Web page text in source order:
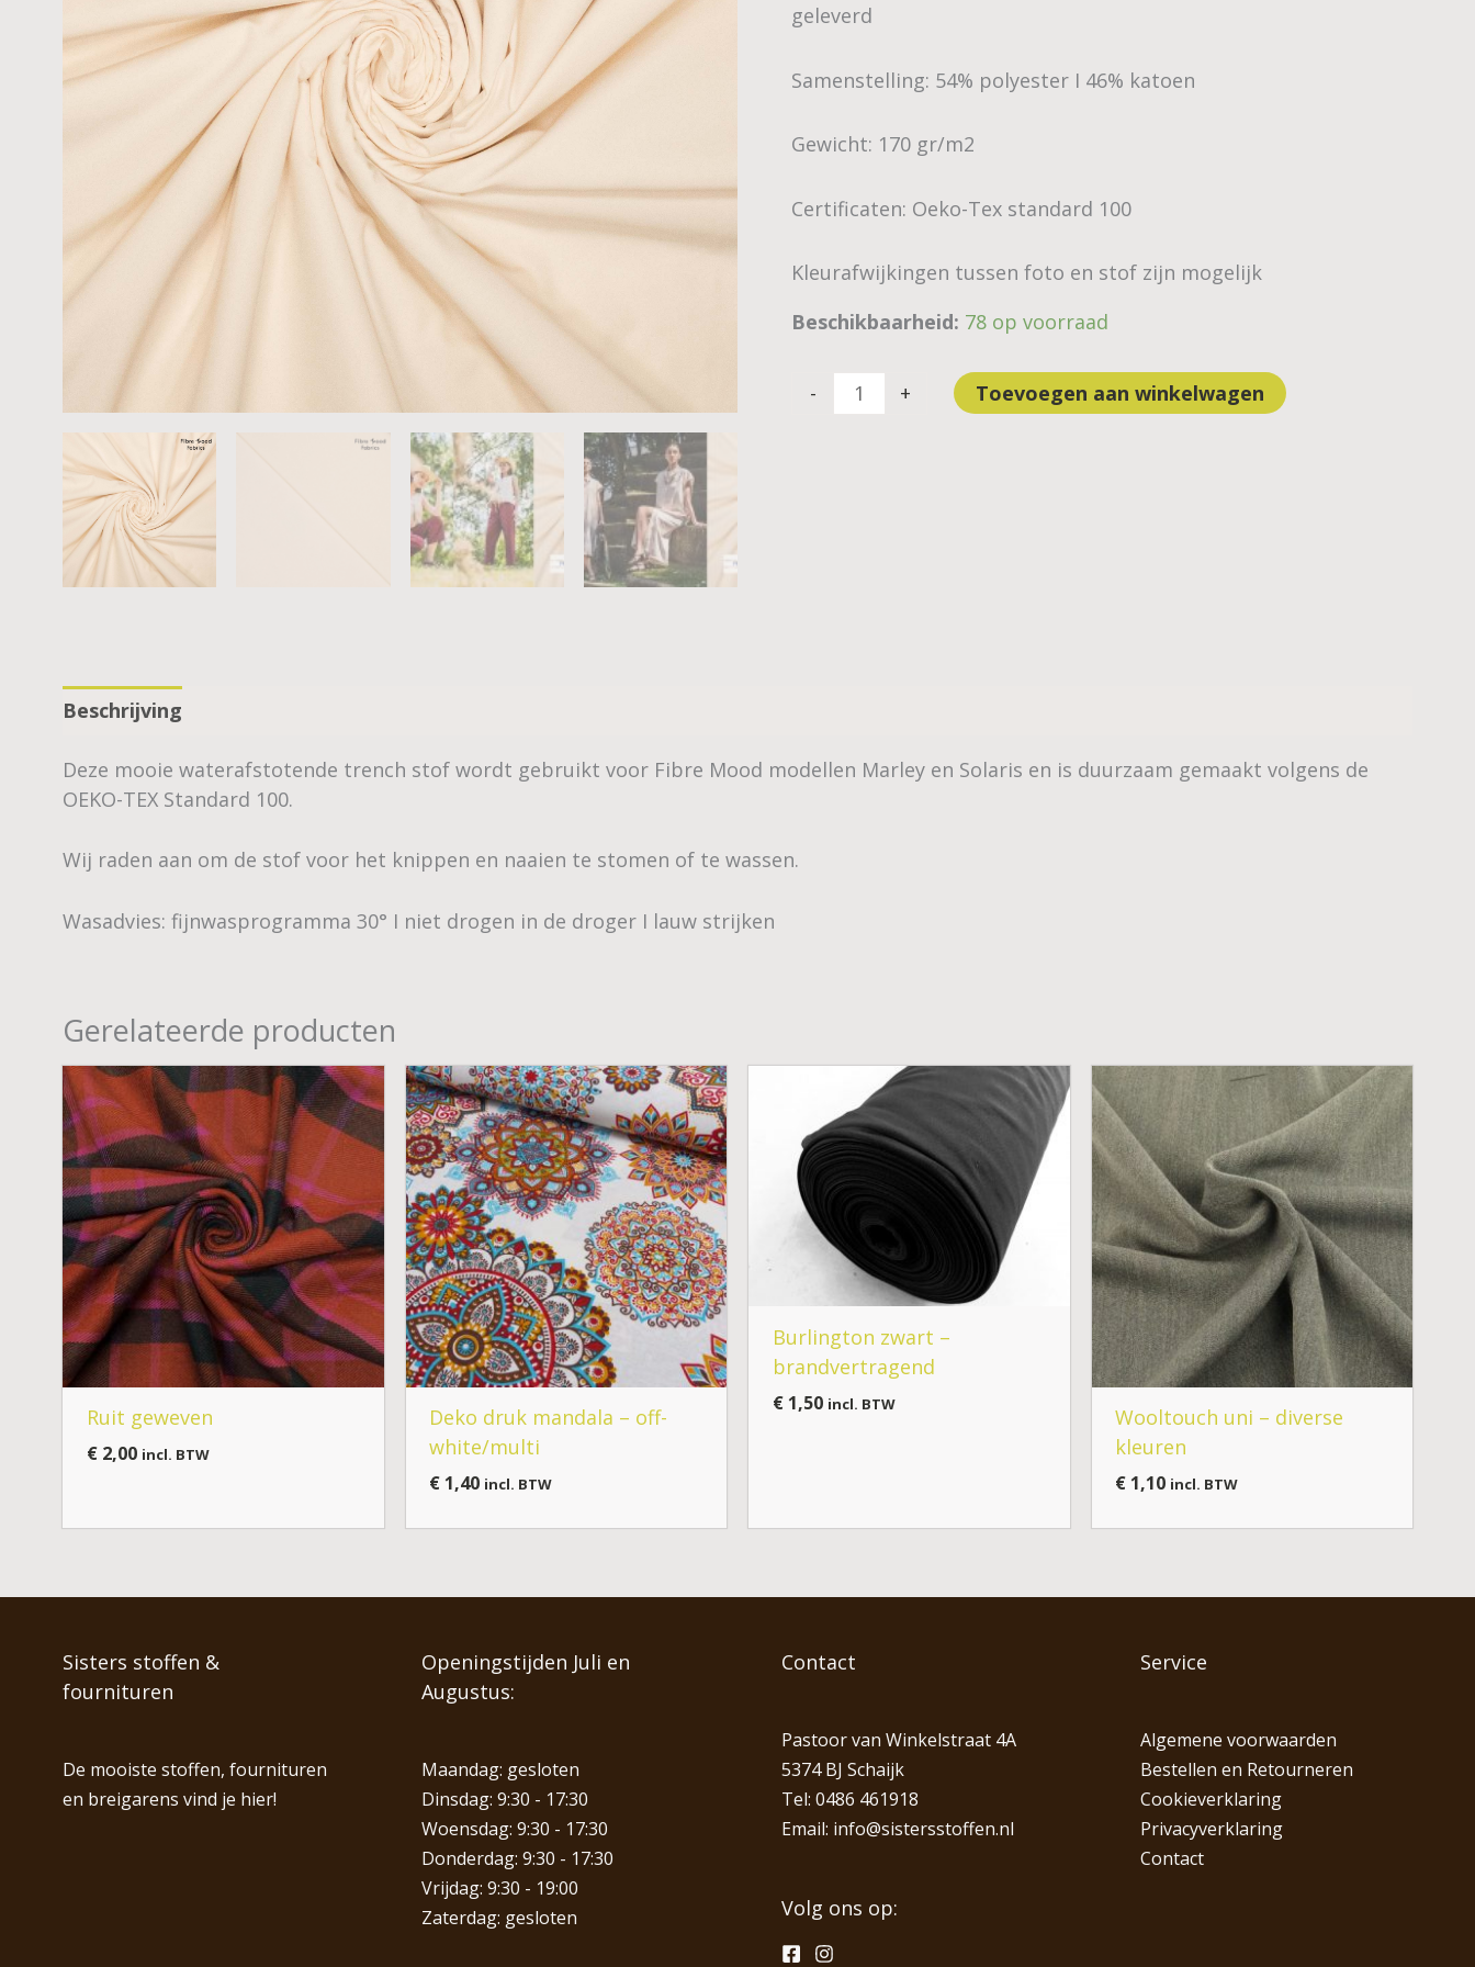
geleverd
Samenstelling: 54% polyester I 46% katoen
Gewicht: 170 gr/m2
Certificaten: Oeko-Tex standard 100
Kleurafwijkingen tussen foto en stof zijn mogelijk
Beschikbaarheid: 78 op voorraad
-
-
whit
+ Toevoegen aan winkelwagen
Beschrijving
Deze mooie waterafstotende trench stof wordt gebruikt voor Fibre Mood modellen Marley en Solaris en is duurzaam gemaakt volgens de
OEKO-TEX Standard 100.
Wij raden aan om de stof voor het knippen en naaien te stomen of te wassen.
Wasadvies: fijnwasprogramma 30° I niet drogen in de droger I lauw strijken
Gerelateerde producten
Ruit geweven
€2,00 incl. BTW
Deko druk mandala – off-
white/multi
€ 1,40 incl. BTW
Burlington zwart –
brandvertragend
€1,50 incl. BTW
Wooltouch uni – diverse
kleuren
€ 1,10 incl. BTW
Sisters stoffen &
fournituren
De mooiste stoffen, fournituren
en breigarens vind je hier!
Openingstijden Juli en
Augustus:
Maandag: gesloten
Dinsdag: 9:30 - 17:30
Woensdag: 9:30 - 17:30
Donderdag: 9:30 - 17:30
Vrijdag: 9:30 - 19:00
Zaterdag: gesloten
Contact
Pastoor van Winkelstraat 4A
5374 BJ Schaijk
Tel: 0486 461918
Email: info@sistersstoffen.nl
Volg ons op:
Service
Algemene voorwaarden
Bestellen en Retourneren
Cookieverklaring
Privacyverklaring
Contact